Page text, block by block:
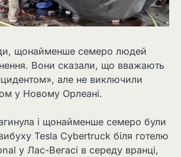
щонайменше семеро людей
Вони сказали, що вважають
але не виключили
у Новому Орлеані.
і щонайменше семеро були
Tesla Cybertruck біля готелю
у Лас-Вегасі в середу вранці,